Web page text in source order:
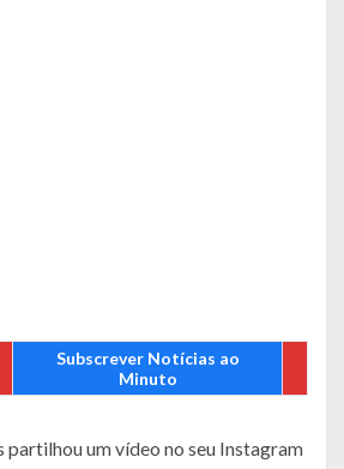
Subscrever Notícias ao
Minuto
partilhou um vídeo no seu Instagram